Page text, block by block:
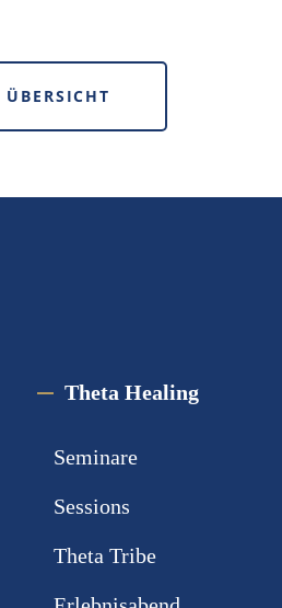
ÜBERSICHT
Theta Healing
Seminare
Sessions
Theta Tribe